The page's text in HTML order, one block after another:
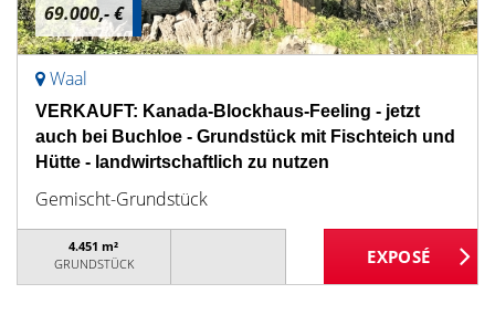
69.000,- €
Waal
VERKAUFT: Kanada-Blockhaus-Feeling - jetzt
auch bei Buchloe - Grundstück mit Fischteich und
Hütte - landwirtschaftlich zu nutzen
Gemischt-Grundstück
4.451 m²
GRUNDSTÜCK